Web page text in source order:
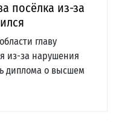
посёлка из-за
главу
из-за нарушения
диплома о высшем